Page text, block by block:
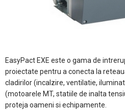
EasyPact EXE este o gama de
proiectate pentru a conecta la
cladirilor (incalzire, ventilatie,
(motoarele MT, statiile de inalta
proteja oameni si echipamente.